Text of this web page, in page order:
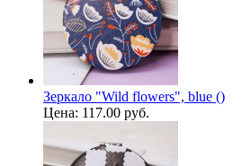
Зеркало "Wild flowers", blue ()
Цена: 117.00 руб.